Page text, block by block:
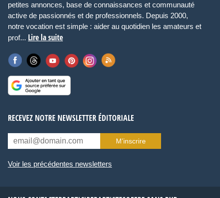
petites annonces, base de connaissances et communauté
active de passionnés et de professionnels. Depuis 2000,
notre vocation est simple : aider au quotidien les amateurs et
prof... Lire la suite
RECEVEZ NOTRE NEWSLETTER ÉDITORIALE
M’inscrire
Voir les précédentes newsletters